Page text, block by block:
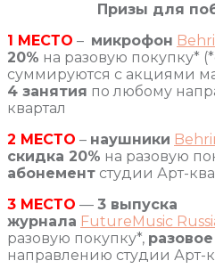
Призы для
1 МЕСТО – микрофон
20% на разовую покупку*
суммируются с акциями
4 занятия по любому
квартал
2 МЕСТО – наушники
скидка 20% на разовую
абонемент студии Арт-
3 МЕСТО — 3 выпуска
журнала FutureMusic
разовую покупку*,
направлению студии Арт-